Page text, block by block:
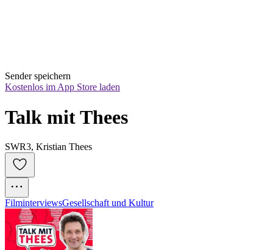
Sender speichern
Kostenlos im App Store laden
Talk mit Thees
SWR3, Kristian Thees
FilminterviewsGesellschaft und Kultur